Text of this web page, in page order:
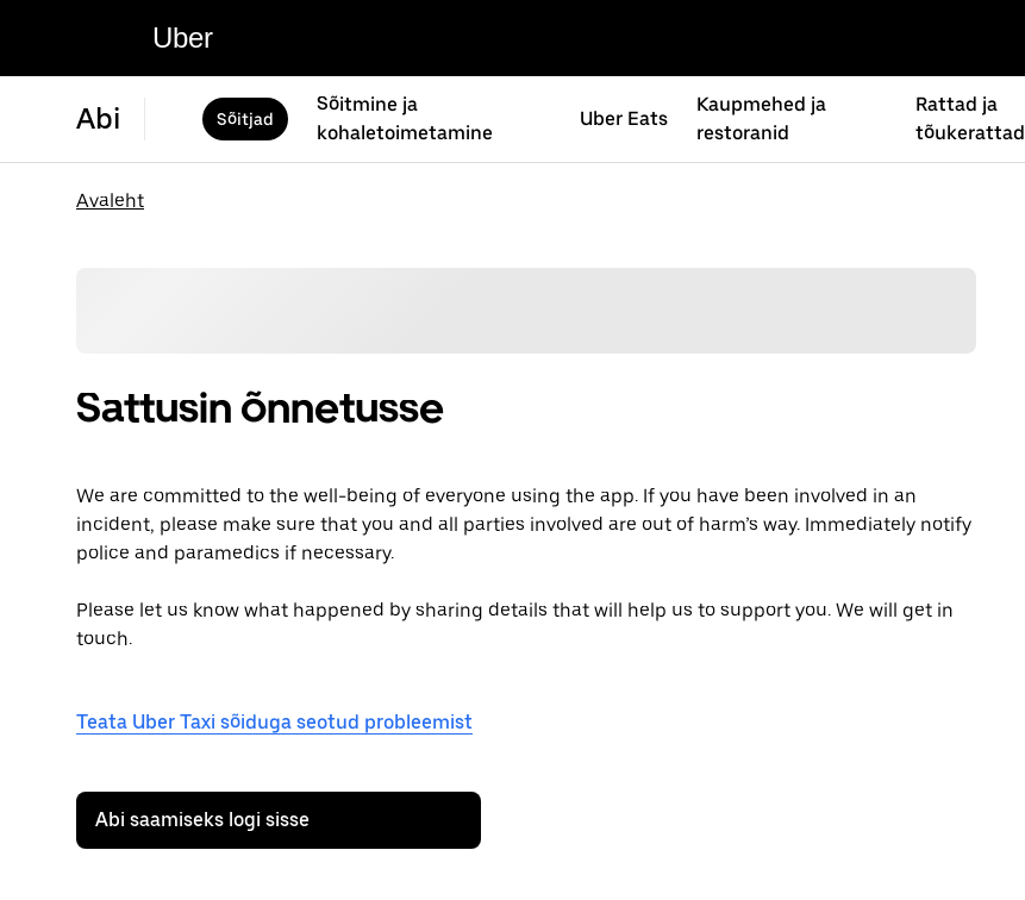
Uber
Abi Sõitjad
Sõitmine ja
kohaletoimetamine
Uber Eats
Kaupmehed ja
restoranid
Rattad ja
tõukerattad
Avaleht
Sattusin õnnetusse
We are committed to the well-being of everyone using the app. If you have been involved in an
incident, please make sure that you and all parties involved are out of harm’s way. Immediately notify
police and paramedics if necessary.
Please let us know what happened by sharing details that will help us to support you. We will get in
touch.
Teata Uber Taxi sõiduga seotud probleemist
Abi saamiseks logi sisse